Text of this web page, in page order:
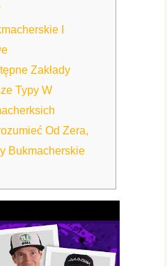
I
Zakłady
Typy W
Od Zera,
Bukmacherskie